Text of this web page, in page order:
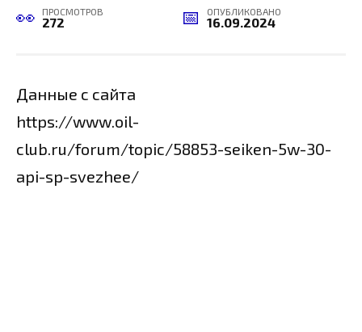
ПРОСМОТРОВ
272
ОПУБЛИКОВАНО
16.09.2024
Данные с сайта
https://www.oil-
club.ru/forum/topic/58853-seiken-5w-30-
api-sp-svezhee/